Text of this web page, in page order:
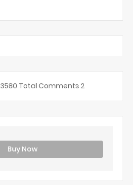
3580 Total Comments 2
Buy Now